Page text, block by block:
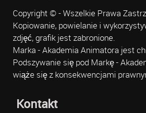
Copyright © - Wszelkie Prawa
Kopiowanie, powielanie i
zdjęć, grafik jest zabronione.
Marka - Akademia Animatora jest
Podszywanie się pod Markę -
wiąże się z konsekwencjami
Kontakt